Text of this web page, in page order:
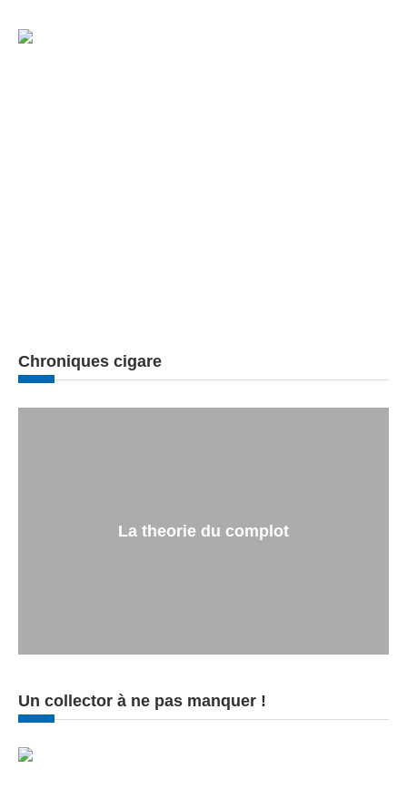
Chroniques cigare
La theorie du complot
Un collector à ne pas manquer !